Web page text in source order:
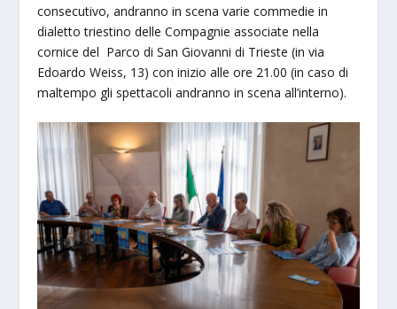
consecutivo, andranno in scena varie commedie in
dialetto triestino delle Compagnie associate nella
cornice del Parco di San Giovanni di Trieste (in via
Edoardo Weiss, 13) con inizio alle ore 21.00 (in caso di
maltempo gli spettacoli andranno in scena all’interno).